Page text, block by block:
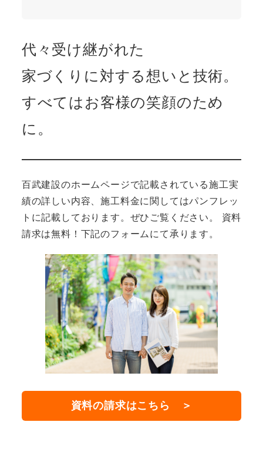
代々受け継がれた
家づくりに対する想いと技術。
すべてはお客様の笑顔のため
に。
百武建設のホームページで記載されている施工実
績の詳しい内容、施工料金に関してはパンフレッ
トに記載しております。ぜひご覧ください。 資料
請求は無料！下記のフォームにて承ります。
資料の請求はこちら ＞